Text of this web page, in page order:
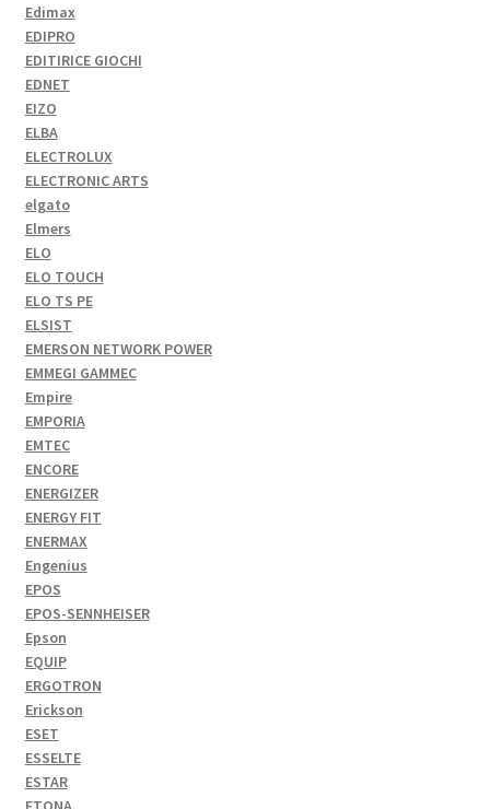
Edimax
EDIPRO
EDITIRICE GIOCHI
EDNET
EIZO
ELBA
ELECTROLUX
ELECTRONIC ARTS
elgato
Elmers
ELO
ELO TOUCH
ELO TS PE
ELSIST
EMERSON NETWORK POWER
EMMEGI GAMMEC
Empire
EMPORIA
EMTEC
ENCORE
ENERGIZER
ENERGY FIT
ENERMAX
Engenius
EPOS
EPOS-SENNHEISER
Epson
EQUIP
ERGOTRON
Erickson
ESET
ESSELTE
ESTAR